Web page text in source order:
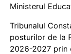
Ministerul
Tribunalul
posturilor de la
2026-2027 prin